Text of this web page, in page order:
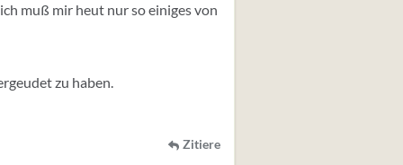
muß mir heut nur so einiges von
zu haben.
Zitiere